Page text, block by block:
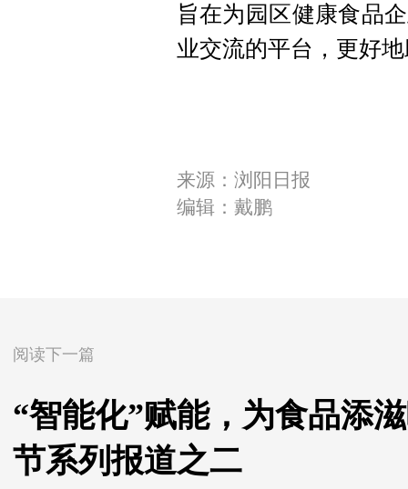
旨在为园区健康食品
业交流的平台，更好
来源：浏阳日报
编辑：戴鹏
阅读下一篇
“智能化”赋能，为食品添
节系列报道之二